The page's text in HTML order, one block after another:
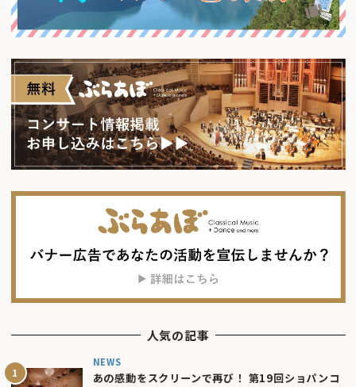
人気の記事
NEWS
あの感動をスクリーンで再び！ 第19回ショパンコ